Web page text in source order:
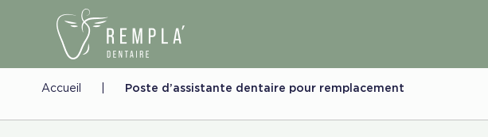
Accueil Poste d’assistante dentaire pour remplacement